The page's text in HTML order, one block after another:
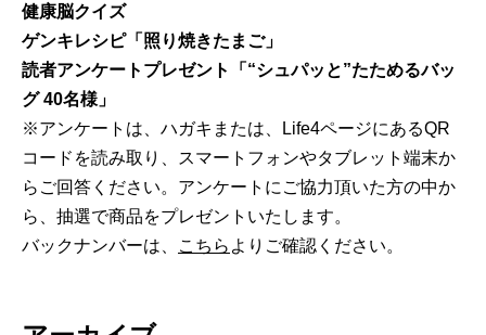
健康脳クイズ
ゲンキレシピ「照り焼きたまご」
読者アンケートプレゼント「“シュパッと”たためるバッ
グ 40名様」
※アンケートは、ハガキまたは、Life4ページにあるQR
コードを読み取り、スマートフォンやタブレット端末か
らご回答ください。アンケートにご協力頂いた方の中か
ら、抽選で商品をプレゼントいたします。
バックナンバーは、
こちら よりご確認ください。